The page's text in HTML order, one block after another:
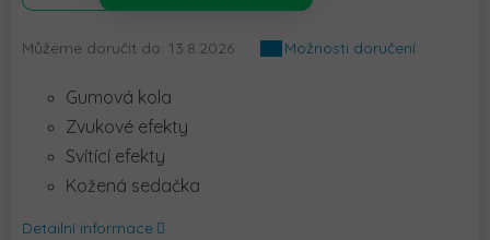
Můžeme doručit do: 13.8.2026 Možnosti doručení
Gumová kola
Zvukové efekty
Svítící efekty
Kožená sedačka
Detailní informace